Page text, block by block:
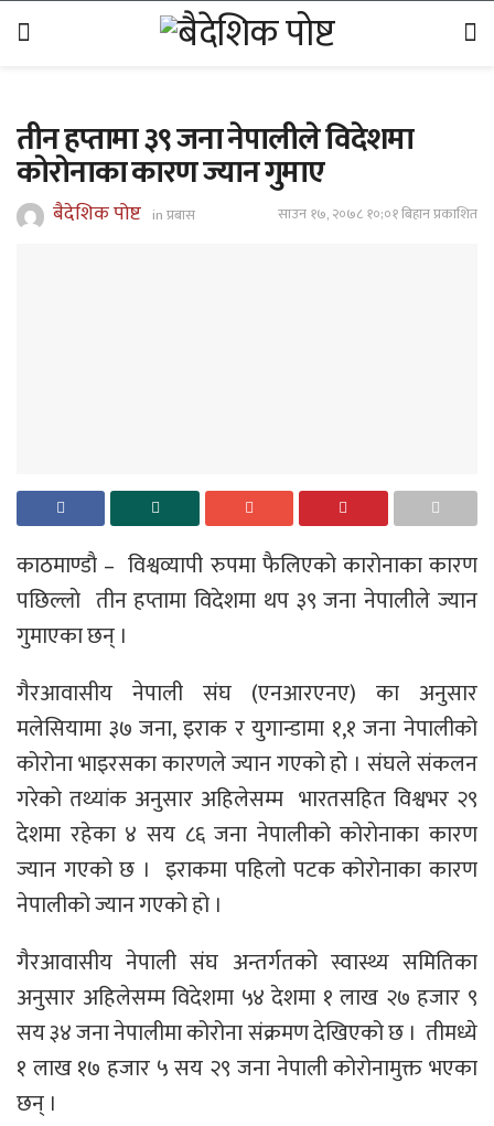
तीन हप्तामा ३९ जना नेपालीले विदेशमा
काेराेनाका कारण ज्यान गुमाए
बैदेशिक पोष्ट inप्रबास साउन १७, २०७८ १०;०१ बिहान प्रकाशित
काठमाण्डाै – विश्वव्यापी रुपमा फैलिएको कारोनाका कारण
पछिल्लाे तीन हप्तामा विदेशमा थप ३९ जना नेपालीले ज्यान
गुमाएका छन् ।
गैरआवासीय नेपाली संघ (एनआरएनए) का अनुसार
मलेसियामा ३७ जना, इराक र युगान्डामा १,१ जना नेपालीको
कोरोना भाइरसका कारणले ज्यान गएको हो । संघले संकलन
गरेको तथ्यांक अनुसार अहिलेसम्म भारतसहित विश्वभर २९
देशमा रहेका ४ सय ८६ जना नेपालीको कोराेनाका कारण
ज्यान गएको छ । इराकमा पहिलो पटक कोरोनाका कारण
नेपालीको ज्यान गएको हो ।
गैरआवासीय नेपाली संघ अन्तर्गतको स्वास्थ्य समितिका
अनुसार अहिलेसम्म विदेशमा ५४ देशमा १ लाख २७ हजार ९
सय ३४ जना नेपालीमा कोरोना संक्रमण देखिएको छ । तीमध्ये
१ लाख १७ हजार ५ सय २९ जना नेपाली कोरोनामुक्त भएका
छन् ।